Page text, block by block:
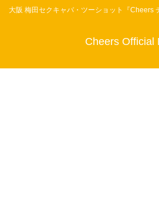
大阪 梅田セクキャバ・ツーショット『Cheers
Cheers Official